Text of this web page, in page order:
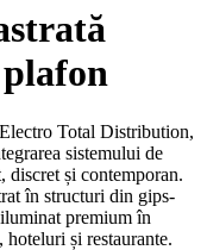
Total Distribution,
sistemului de
discret și contemporan.
în structuri din gips-
premium în
și restaurante.